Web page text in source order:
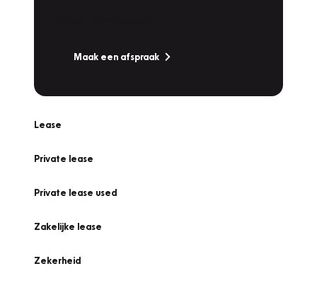
Maak een afspraak
Lease
Private lease
Private lease used
Zakelijke lease
Zekerheid